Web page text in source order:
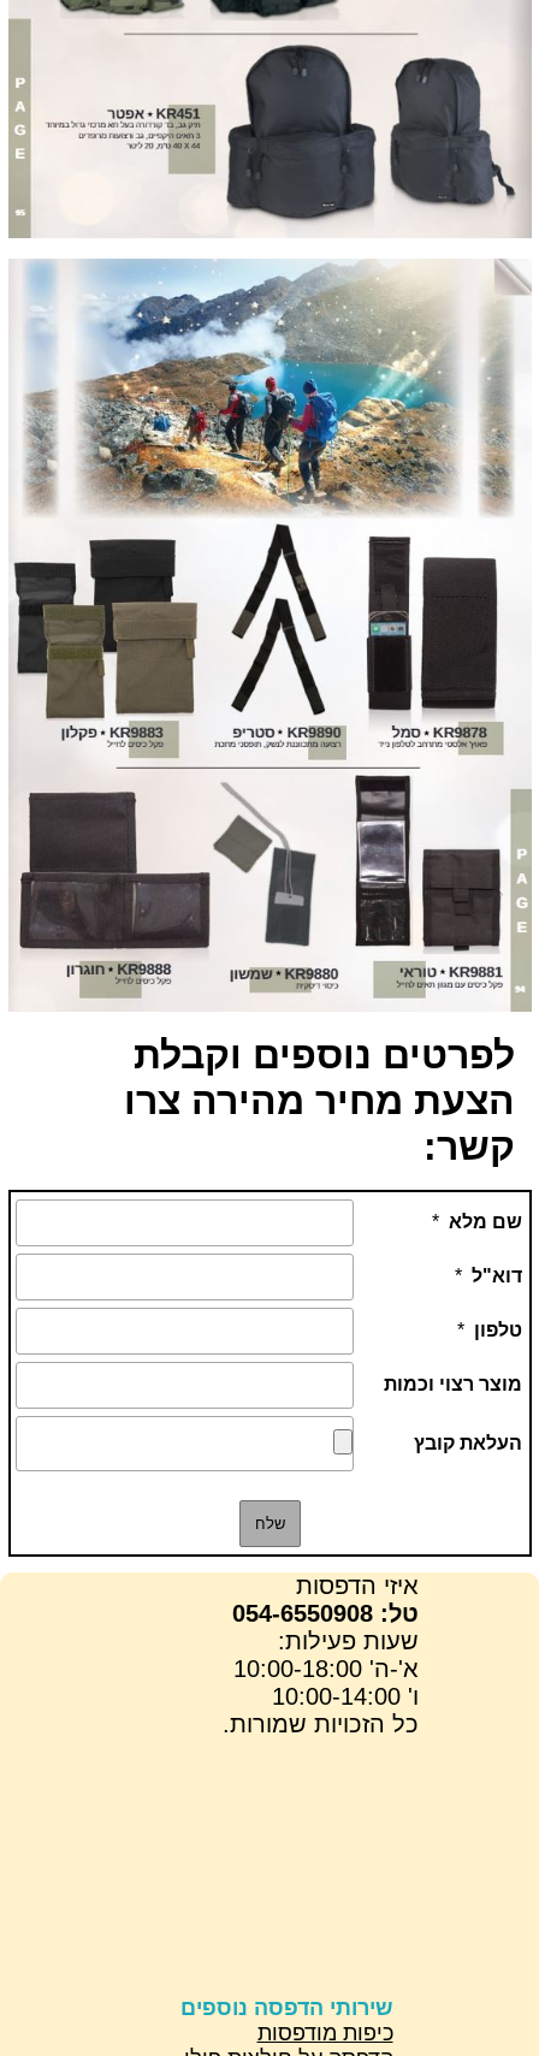
לפרטים נוספים וקבלת
הצעת מחיר מהירה צרו
קשר:
איזי הדפסות
טל: 054-6550908
שעות פעילות:
א'-ה' 10:00-18:00
ו' 10:00-14:00
כל הזכויות שמורות.
שירותי הדפסה נוספים
כיפות מודפסות